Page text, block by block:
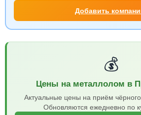
Добавить
💰
Цены на металлолом в
Актуальные цены на приём
Обновляются ежедневно по